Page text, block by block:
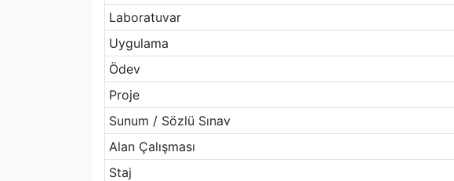
Laboratuvar
Uygulama
Ödev
Proje
Sunum / Sözlü Sınav
Alan Çalışması
Staj